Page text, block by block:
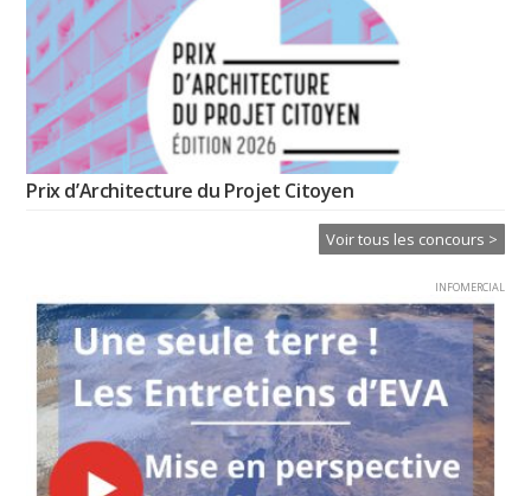
Prix d’Architecture du Projet Citoyen
Voir tous les concours >
INFOMERCIAL